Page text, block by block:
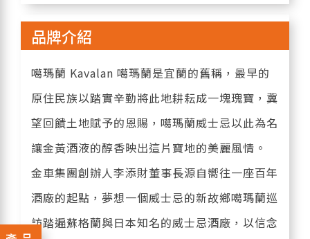
品牌介紹
噶瑪蘭 Kavalan 噶瑪蘭是宜蘭的舊稱，最早的
原住民族以踏實辛勤將此地耕耘成一塊瑰寶，冀
望回饋土地賦予的恩賜，噶瑪蘭威士忌以此為名
讓金黃酒液的醇香映出這片寶地的美麗風情。
金車集團創辦人李添財董事長源自嚮往一座百年
酒廠的起點，夢想一個威士忌的新故鄉噶瑪蘭巡
訪踏遍蘇格蘭與日本知名的威士忌酒廠，以信念